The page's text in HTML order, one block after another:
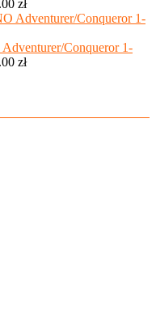
zł
Conqueror 1-
zł